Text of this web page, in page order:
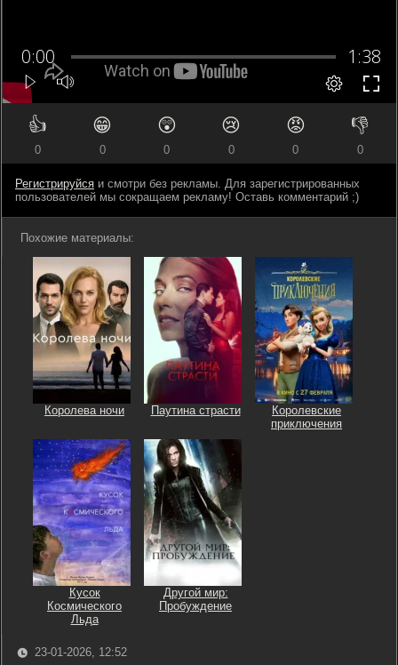
👍
0
😁
0
😲
0
😢
0
😡
0
👎
0
Регистрируйся и смотри без рекламы. Для зарегистрированных
пользователей мы сокращаем рекламу! Оставь комментарий ;)
Похожие материалы:
Королева ночи Паутина страсти
Королевские
приключения
Кусок
Космического
Льда
Другой мир:
Пробуждение
23-01-2026, 12:52